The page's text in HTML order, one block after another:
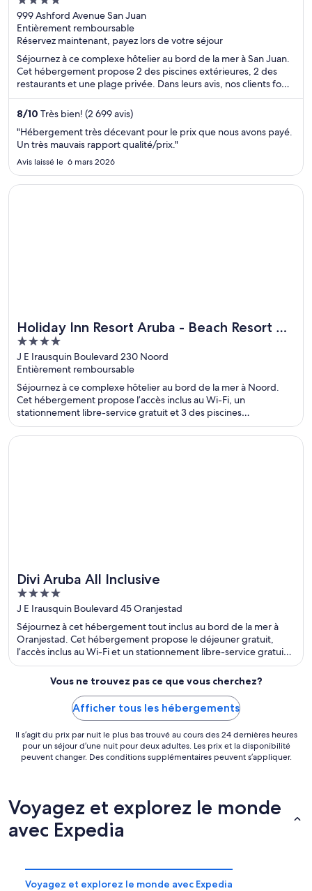
out
of
5
999 Ashford Avenue San Juan
Entièrement remboursable
Réservez maintenant, payez lors de votre séjour
Séjournez à ce complexe hôtelier au bord de la mer à San Juan.
Cet hébergement propose 2 des piscines extérieures, 2 des
restaurants et une plage privée. Dans leurs avis, nos clients font
l’éloge de la piscine et du personnel serviable. Deux attractions
prisées, Condado Beach et Casino del Mar at La Concha Resort,
se situent à proximité.
8/10 Très bien! (2 699 avis)
"Hébergement très décevant pour le prix que nous avons payé.
Un très mauvais rapport qualité/prix."
Avis laissé le 6 mars 2026
Idéal pour les fins de semaine au spa
Holiday Inn Resort Aruba - Beach Resort &
Casino by IHG
4
out
of
5
J E Irausquin Boulevard 230 Noord
Entièrement remboursable
Séjournez à ce complexe hôtelier au bord de la mer à Noord.
Cet hébergement propose l’accès inclus au Wi-Fi, un
stationnement libre-service gratuit et 3 des piscines
extérieures. Dans leurs avis, nos clients font l’éloge du déjeuner
et de la piscine. Deux attractions prisées, Plage d'Eagle Beach
S’ouvre dans une nouvelle fenêtre
Holiday Inn Resort Aruba - Beach Resort & Casino by IHG
Idéal pour les fins de semaine au spa
Divi Aruba All Inclusive
4
out
of
5
J E Irausquin Boulevard 45 Oranjestad
Séjournez à cet hébergement tout inclus au bord de la mer à
Oranjestad. Cet hébergement propose le déjeuner gratuit,
l’accès inclus au Wi-Fi et un stationnement libre-service gratuit.
Dans leurs avis, nos clients font l’éloge de la piscine et du
personnel serviable. Deux attractions prisées, Divi Golf and
Beach Resort et Plage d'Eagle Beach, se situent à proximité.
S’ouvre dans une nouvelle fenêtre
Divi Aruba All Inclusive
Vous ne trouvez pas ce que vous cherchez?
Afficher tous les hébergements
Il s’agit du prix par nuit le plus bas trouvé au cours des 24 dernières heures
pour un séjour d’une nuit pour deux adultes. Les prix et la disponibilité
peuvent changer. Des conditions supplémentaires peuvent s’appliquer.
Voyagez et explorez le monde
avec Expedia
Voyagez et explorez le monde avec Expedia